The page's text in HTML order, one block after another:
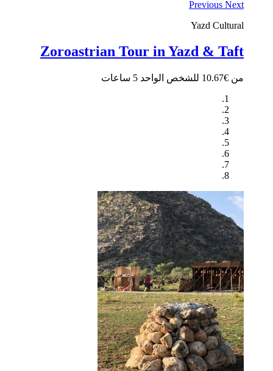
Previous Next
Yazd Cultural
Zoroastrian Tour in Yazd & Taft
من €10.67 للشخص الواحد 5 ساعات